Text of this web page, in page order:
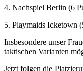
4. Nachspiel Berlin (6
5. Playmaids Icketown
Insbesondere unser
taktischen Varianten
Jetzt folgen die